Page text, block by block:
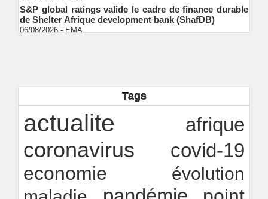
S&P global ratings valide le cadre de finance durable
de Shelter Afrique development bank (ShafDB)
06/08/2026 EMA
transparence locale, impact national
Ndakhté M. GAYE
Rapport Bceao 2025 : résilience, transition et
innovation
Ndakhté M. GAYE
Tags
actualite afrique
coronavirus covid-19
economie
évolution